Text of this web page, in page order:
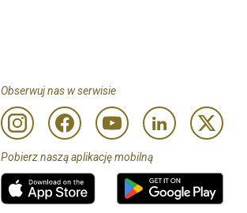
Obserwuj nas w serwisie
Pobierz naszą aplikację mobilną